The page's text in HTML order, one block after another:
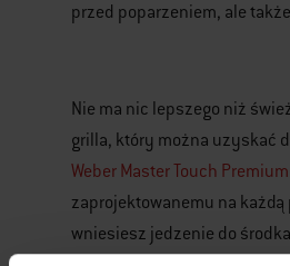
przed poparzeniem, ale
Nie ma nic lepszego niż
grilla, który można uzyskać
Weber Master Touch Premium
zaprojektowanemu na każdą
wniesiesz jedzenie do